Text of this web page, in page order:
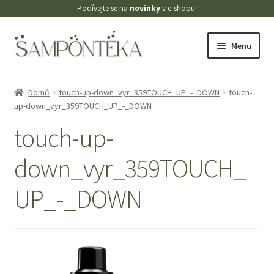
Podívejte se na novinkyv e-shopu!
Přeskočit
na
Přejít
k
Menu
Blog
Cookies
Doprava
Kontakt
Domů touch-up-down_vyr_359TOUCH_UP_-_DOWN
touch-
up-down_vyr_359TOUCH_UP_-_DOWN
touch-up-
down_vyr_359TOUCH_
UP_-_DOWN